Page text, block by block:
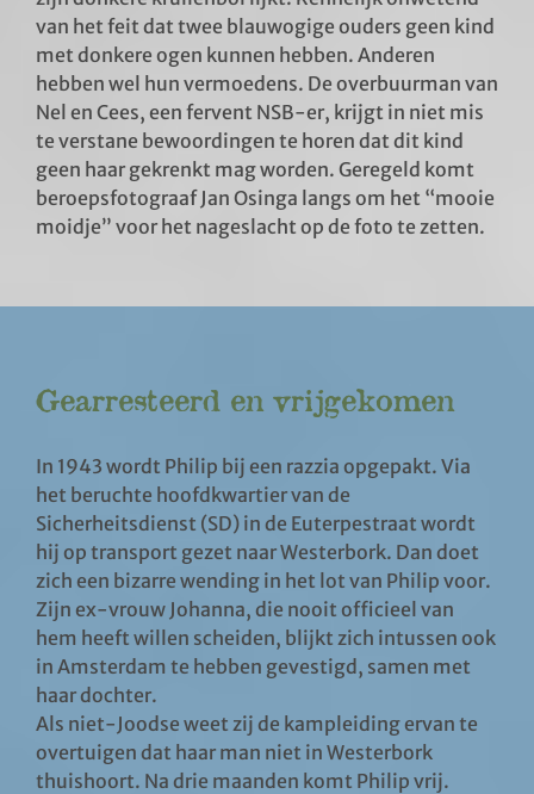
van het feit dat twee blauwogige ouders geen kind
met donkere ogen kunnen hebben. Anderen
hebben wel hun vermoedens. De overbuurman van
Nel en Cees, een fervent NSB-er, krijgt in niet mis
te verstane bewoordingen te horen dat dit kind
geen haar gekrenkt mag worden. Geregeld komt
beroepsfotograaf Jan Osinga langs om het “mooie
moidje” voor het nageslacht op de foto te zetten.
Gearresteerd en vrijgekomen
In 1943 wordt Philip bij een razzia opgepakt. Via
het beruchte hoofdkwartier van de
Sicherheitsdienst (SD) in de Euterpestraat wordt
hij op transport gezet naar Westerbork. Dan doet
zich een bizarre wending in het lot van Philip voor.
Zijn ex-vrouw Johanna, die nooit officieel van
hem heeft willen scheiden, blijkt zich intussen ook
in Amsterdam te hebben gevestigd, samen met
haar dochter.
Als niet-Joodse weet zij de kampleiding ervan te
overtuigen dat haar man niet in Westerbork
thuishoort. Na drie maanden komt Philip vrij.